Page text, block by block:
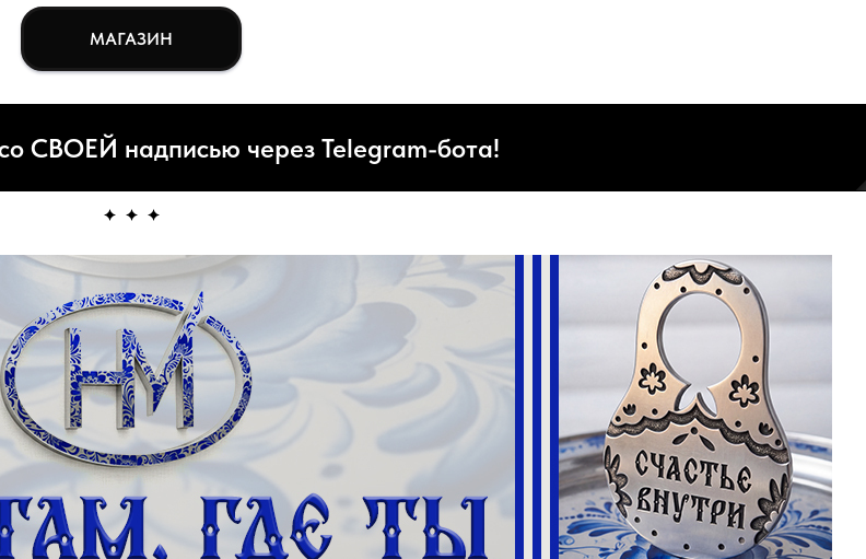
МАГАЗИН
СВОЕЙ надписью через Telegram-бота!